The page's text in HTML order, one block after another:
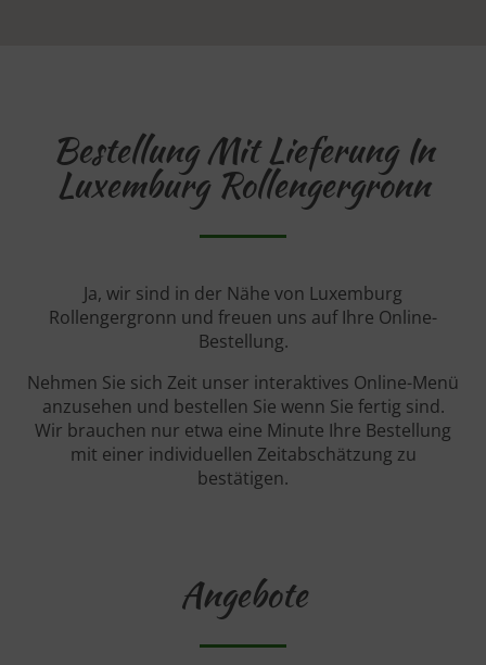
Bestellung Mit Lieferung In
Luxemburg Rollengergronn
Ja, wir sind in der Nähe von Luxemburg
Rollengergronn und freuen uns auf Ihre Online-
Bestellung.
Nehmen Sie sich Zeit unser interaktives Online-Menü
anzusehen und bestellen Sie wenn Sie fertig sind.
Wir brauchen nur etwa eine Minute Ihre Bestellung
mit einer individuellen Zeitabschätzung zu
bestätigen.
Angebote